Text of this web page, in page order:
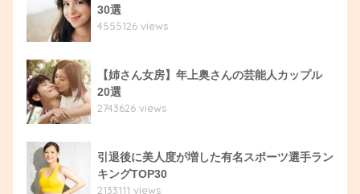
30選
4555126 views
【姉さん女房】年上奥さんの芸能人カップル
20選
2743626 views
引退後に美人度が増した有名スポーツ選手ラン
キングTOP30
2133111 views